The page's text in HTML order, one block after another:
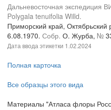
Дальневосточная экспедиция
Polygala tenuifolia Willd.
Приморский край, Октябрьский
6.08.1970. Собр. О. Журба, №
Дата ввода этикетки 1.02.2024
Полная карточка
Все образцы этого вида
Материалы "Атласа флоры